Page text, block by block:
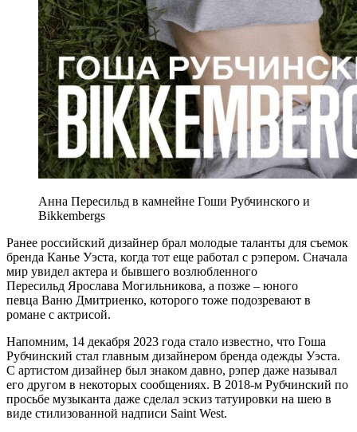
Анна Пересильд в камнейне Гоши Рубчинского и
Bikkembergs
Ранее российский дизайнер брал молодые таланты для съемок
бренда Канье Уэста, когда тот еще работал с рэпером. Сначала
мир увидел актера и бывшего возлюбленного
Пересильд Ярослава Могильникова, а позже – юного
певца Ваню Дмитриенко, которого тоже подозревают в
романе с актрисой.
Напомним, 14 декабря 2023 года стало известно, что Гоша
Рубчинский стал главным дизайнером бренда одежды Уэста.
С артистом дизайнер был знаком давно, рэпер даже называл
его другом в некоторых сообщениях. В 2018-м Рубчинский по
просьбе музыканта даже сделал эскиз татуировки на шею в
виде стилизованной надписи Saint West.